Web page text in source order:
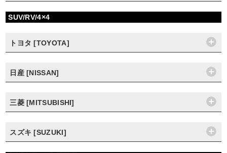
SUV/RV/4×4
トヨタ [TOYOTA]
日産 [NISSAN]
三菱 [MITSUBISHI]
スズキ [SUZUKI]